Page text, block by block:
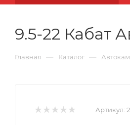
9.5-22 Кабат
Главная — Каталог —
Артикул: